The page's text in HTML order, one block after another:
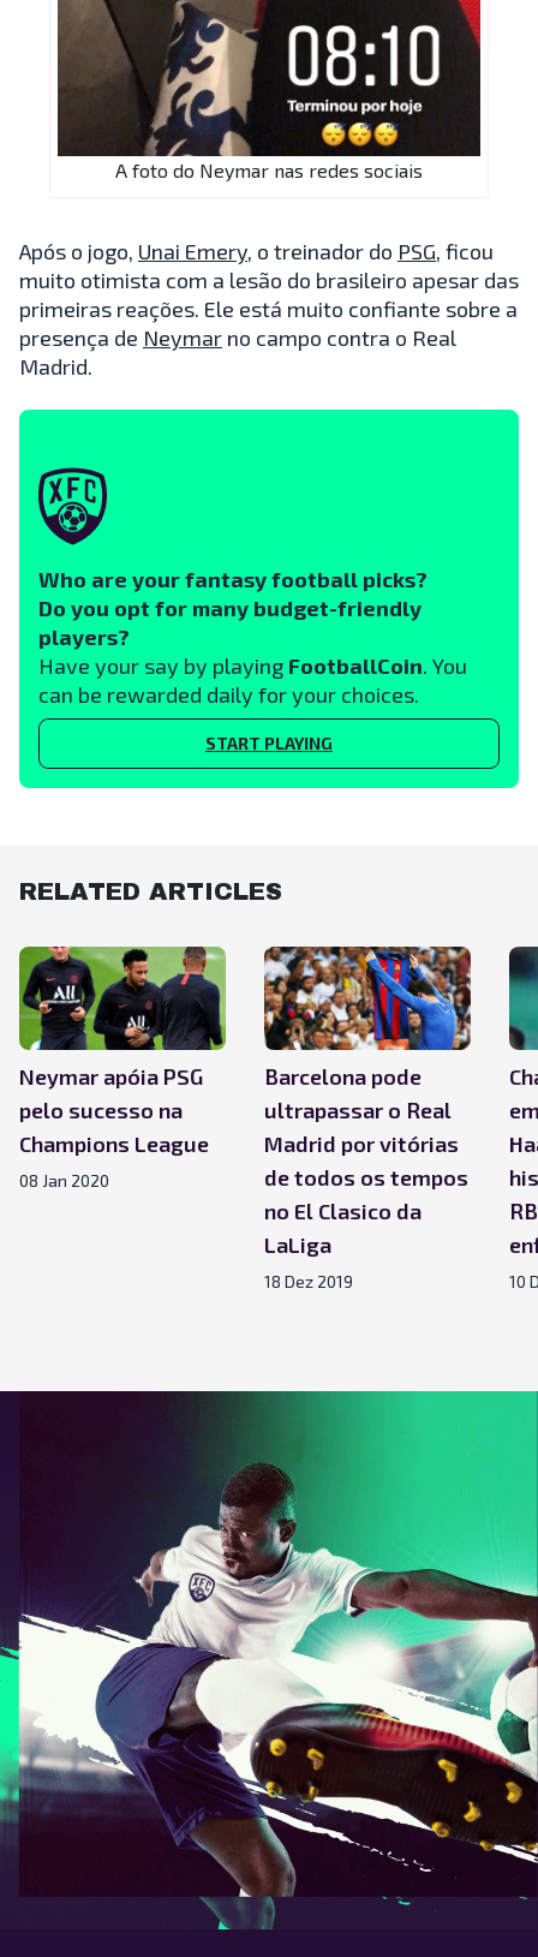
A foto do Neymar nas redes sociais
Após o jogo, Unai Emery, o treinador do PSG, ficou
muito otimista com a lesão do brasileiro apesar das
primeiras reações. Ele está muito confiante sobre a
presença de Neymar no campo contra o Real
Madrid.
Who are your fantasy football picks?
Do you opt for many budget-friendly
players?
Have your say by playing FootballCoin. You
can be rewarded daily for your choices.
START PLAYING
RELATED ARTICLES
Neymar apóia PSG
pelo sucesso na
Champions League
08 Jan 2020
Barcelona pode
ultrapassar o Real
Madrid por vitórias
de todos os tempos
no El Clasico da
LaLiga
18 Dez 2019 10